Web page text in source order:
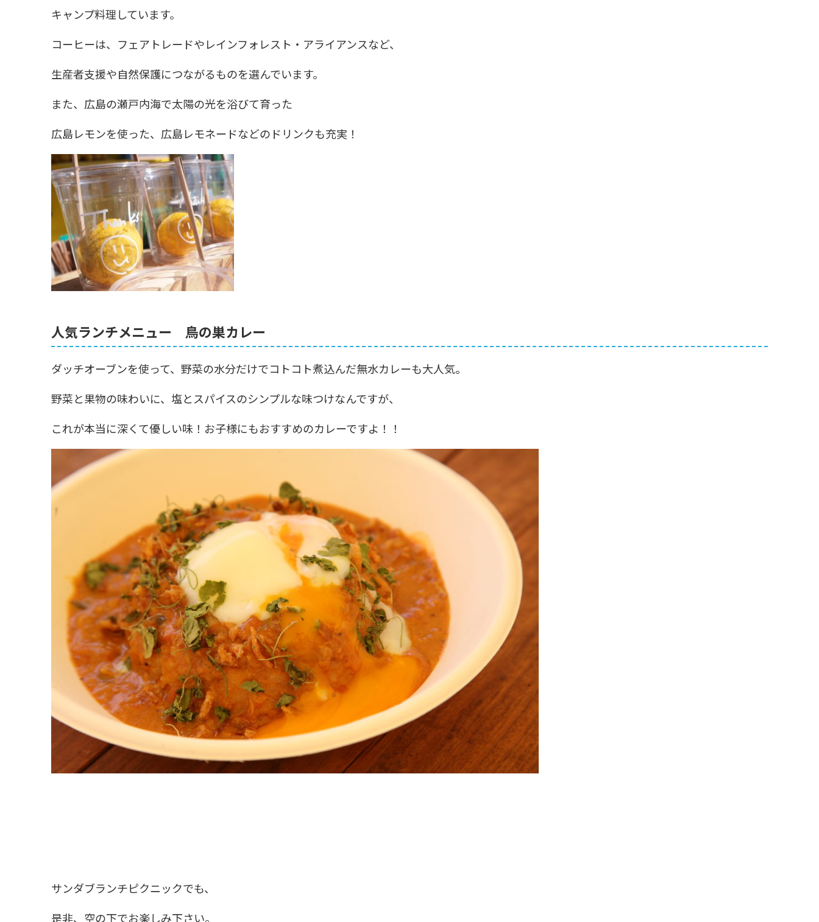
キャンプ料理しています。
コーヒーは、フェアトレードやレインフォレスト・アライアンスなど、
生産者支援や自然保護につながるものを選んでいます。
また、広島の瀬戸内海で太陽の光を浴びて育った
広島レモンを使った、広島レモネードなどのドリンクも充実！
人気ランチメニュー 鳥の巣カレー
ダッチオーブンを使って、野菜の水分だけでコトコト煮込んだ無水カレーも大人気。
野菜と果物の味わいに、塩とスパイスのシンプルな味つけなんですが、
これが本当に深くて優しい味！お子様にもおすすめのカレーですよ！！
サンダブランチピクニックでも、
是非、空の下でお楽しみ下さい。